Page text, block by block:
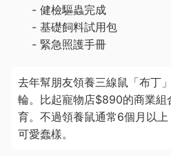
- 健檢驅蟲完成
- 基礎飼料試用包
- 緊急照護手冊
去年幫朋友領養三線鼠「布丁
輪。比起寵物店$890的商業組
育。不過領養鼠通常6個月以
可愛蠢樣。